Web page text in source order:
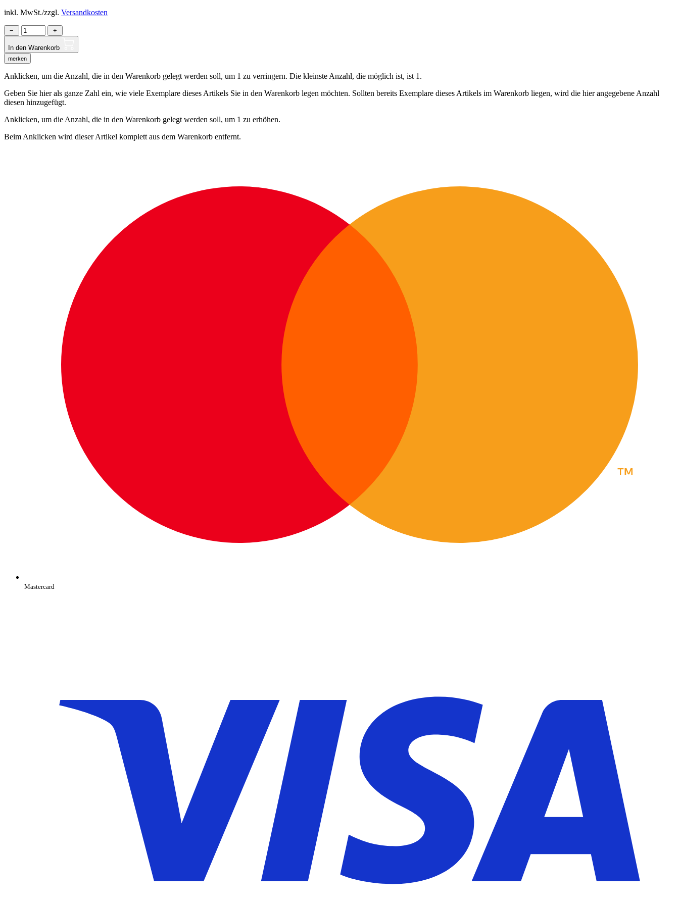
inkl. MwSt./zzgl. Versandkosten
− +
In den Warenkorb
merken
Anklicken, um die Anzahl, die in den Warenkorb gelegt werden soll, um 1 zu verringern. Die kleinste Anzahl, die möglich ist, ist 1.
Geben Sie hier als ganze Zahl ein, wie viele Exemplare dieses Artikels Sie in den Warenkorb legen möchten. Sollten bereits Exemplare dieses Artikels im Warenkorb liegen, wird die hier angegebene Anzahl
diesen hinzugefügt.
Anklicken, um die Anzahl, die in den Warenkorb gelegt werden soll, um 1 zu erhöhen.
Beim Anklicken wird dieser Artikel komplett aus dem Warenkorb entfernt.
Mastercard